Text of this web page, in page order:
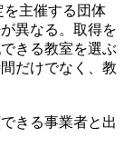
主催する団体
異なる。取得を
きる教室を選ぶ
だけでなく、教
きる事業者と出